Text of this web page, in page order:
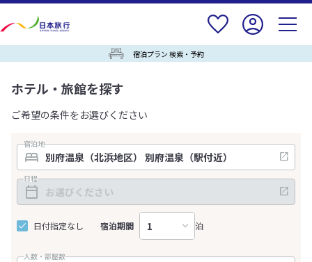
宿泊プラン 検索・予約
ホテル・旅館を探す
ご希望の条件をお選びください
宿泊地
日程
日付指定なし 宿泊期間 泊
人数・部屋数